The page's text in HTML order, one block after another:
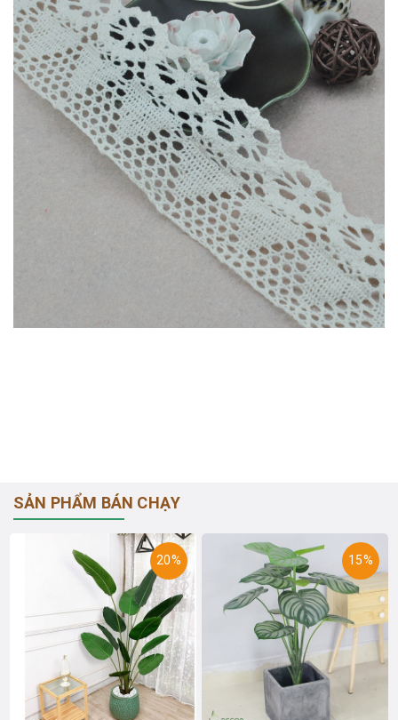
SẢN PHẨM BÁN CHẠY
20% 15%